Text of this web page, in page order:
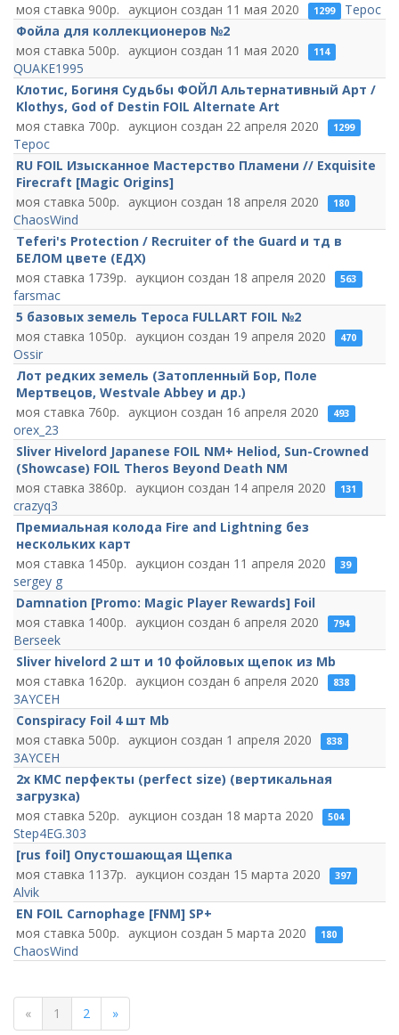
900
11 мая 2020 1299
Терос
Фойла для коллекционеров №2
500
11 мая 2020 114
QUAKE1995
Клотис, Богиня Судьбы ФОЙЛ Альтернативный Арт /
Klothys, God of Destin FOIL Alternate Art
700
22 апреля 2020 1299
Терос
RU FOIL Изысканное Мастерство Пламени // Exquisite
Firecraft [Magic Origins]
500
18 апреля 2020 180
ChaosWind
Teferi's Protection / Recruiter of the Guard и тд в
БЕЛОМ цвете (ЕДХ)
1739
18 апреля 2020 563
farsmac
5 базовых земель Тероса FULLART FOIL №2
1050
19 апреля 2020 470
Ossir
Лот редких земель (Затопленный Бор, Поле
Мертвецов, Westvale Abbey и др.)
760
16 апреля 2020 493
orex_23
Sliver Hivelord Japanese FOIL NM+ Heliod, Sun-Crowned
(Showcase) FOIL Theros Beyond Death NM
3860
14 апреля 2020 131
crazyq3
Премиальная колода Fire and Lightning без
нескольких карт
1450
11 апреля 2020 39
sergey g
Damnation [Promo: Magic Player Rewards] Foil
1400
6 апреля 2020 794
Berseek
Sliver hivelord 2 шт и 10 фойловых щепок из Mb
1620
6 апреля 2020 838
3AYCEH
Conspiracy Foil 4 шт Mb
500
1 апреля 2020 838
3AYCEH
2x KMC перфекты (perfect size) (вертикальная
загрузка)
520
18 марта 2020 504
Step4EG.303
[rus foil] Опустошающая Щепка
1137
15 марта 2020 397
Alvik
EN FOIL Carnophage [FNM] SP+
500
5 марта 2020 180
ChaosWind
« 1 2 »